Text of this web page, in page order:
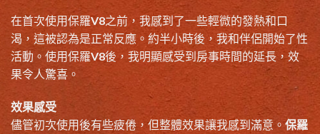
在首次使用保羅V8之前，我感到了一些輕微的發熱和口
渴，這被認為是正常反應。約半小時後，我和伴侶開始了性
活動。使用保羅V8後，我明顯感受到房事時間的延長，效
果令人驚喜。
效果感受
儘管初次使用後有些疲倦，但整體效果讓我感到滿意。 保羅